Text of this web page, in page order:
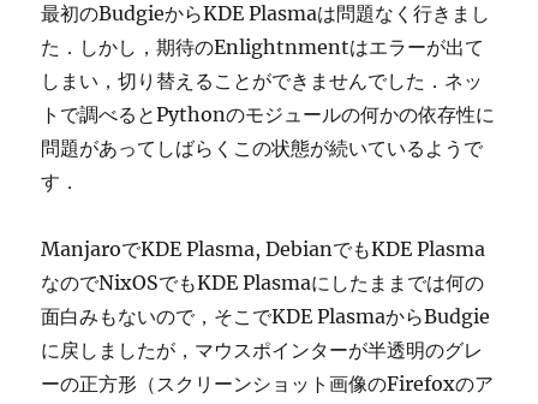
最初のBudgieからKDE Plasmaは問題なく行きまし
た．しかし，期待のEnlightnmentはエラーが出て
しまい，切り替えることができませんでした．ネッ
トで調べるとPythonのモジュールの何かの依存性に
問題があってしばらくこの状態が続いているようで
す．
ManjaroでKDE Plasma, DebianでもKDE Plasma
なのでNixOSでもKDE Plasmaにしたままでは何の
面白みもないので，そこでKDE PlasmaからBudgie
に戻しましたが，マウスポインターが半透明のグレ
ーの正方形（スクリーンショット画像のFirefoxのア